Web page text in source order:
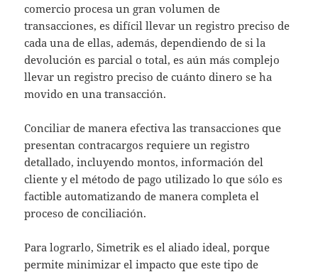
comercio procesa un gran volumen de
transacciones, es difícil llevar un registro preciso de
cada una de ellas, además, dependiendo de si la
devolución es parcial o total, es aún más complejo
llevar un registro preciso de cuánto dinero se ha
movido en una transacción.
Conciliar de manera efectiva las transacciones que
presentan contracargos requiere un registro
detallado, incluyendo montos, información del
cliente y el método de pago utilizado lo que sólo es
factible automatizando de manera completa el
proceso de conciliación.
Para lograrlo, Simetrik es el aliado ideal, porque
permite minimizar el impacto que este tipo de